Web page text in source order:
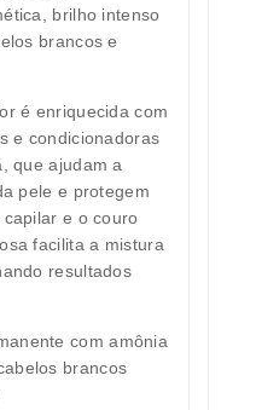
brilho intenso
brancos e
é enriquecida com
e condicionadoras
que ajudam a
pele e protegem
e o couro
facilita a mistura
resultados
com amônia
brancos